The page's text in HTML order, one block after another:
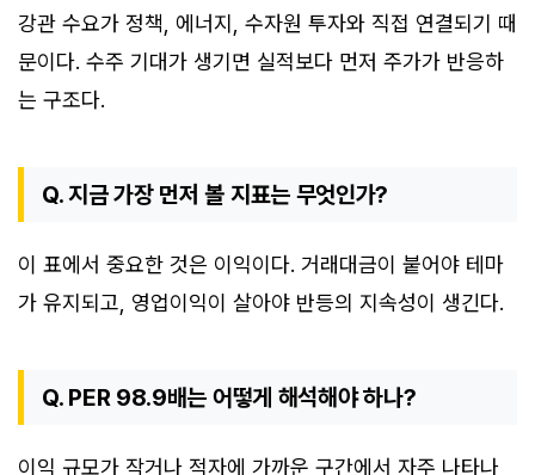
강관 수요가 정책, 에너지, 수자원 투자와 직접 연결되기 때
문이다. 수주 기대가 생기면 실적보다 먼저 주가가 반응하
는 구조다.
Q. 지금 가장 먼저 볼 지표는 무엇인가?
이 표에서 중요한 것은 이익이다. 거래대금이 붙어야 테마
가 유지되고, 영업이익이 살아야 반등의 지속성이 생긴다.
Q. PER 98.9배는 어떻게 해석해야 하나?
이익 규모가 작거나 적자에 가까운 구간에서 자주 나타나